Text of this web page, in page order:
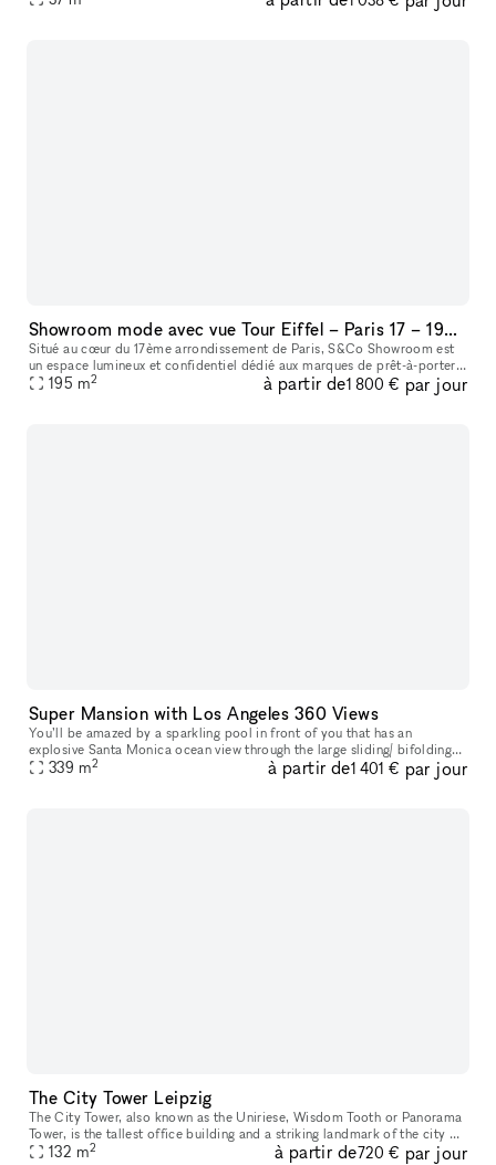
Showroom mode avec vue Tour Eiffel – Paris 17 – 195m² lumineux
Situé au cœur du 17ème arrondissement de Paris, S&Co Showroom est
un espace lumineux et confidentiel dédié aux marques de prêt-à-porter.
Au 9ème étage avec une vue dégagée sur Paris et la Tour Eiffe
195 m2 à partir de1 800 € par jour
Super Mansion with Los Angeles 360 Views
You’ll be amazed by a sparkling pool in front of you that has an
explosive Santa Monica ocean view through the large sliding/ bifolding
glass doors.. you’ll also be drawn to look at the spiral stairc
339 m2 à partir de1 401 € par jour
The City Tower Leipzig
The City Tower, also known as the Uniriese, Wisdom Tooth or Panorama
Tower, is the tallest office building and a striking landmark of the city of
Leipzig. With an impressive height of 142.5 meters, i
132 m2 à partir de720 € par jour